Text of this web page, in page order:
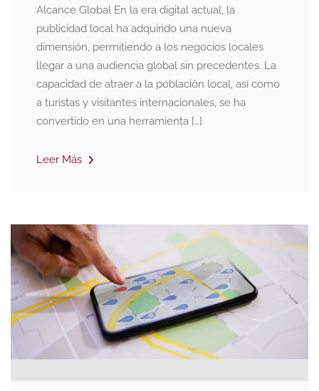
Alcance Global En la era digital actual, la
publicidad local ha adquirido una nueva
dimensión, permitiendo a los negocios locales
llegar a una audiencia global sin precedentes. La
capacidad de atraer a la población local, así como
a turistas y visitantes internacionales, se ha
convertido en una herramienta […]
Leer Más